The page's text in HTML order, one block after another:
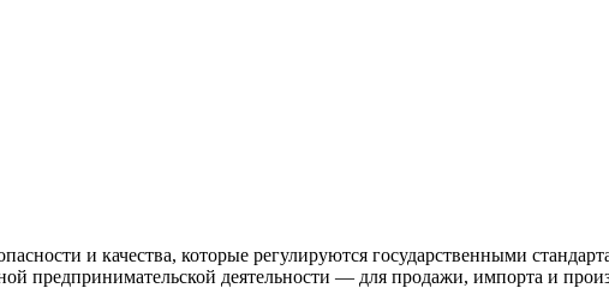
и качества, которые регулируются государственными
предпринимательской деятельности — для продажи, импорта и